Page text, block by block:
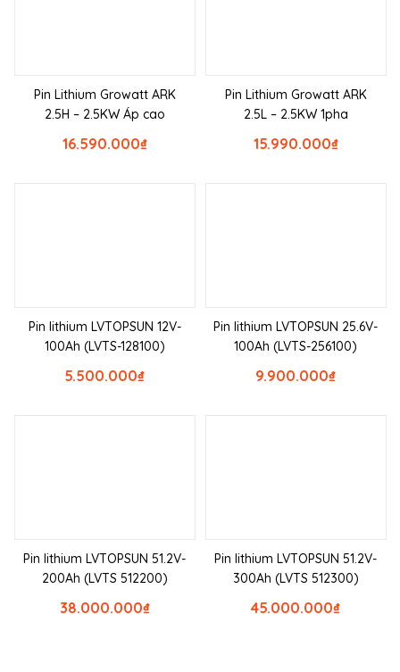
Pin Lithium Growatt ARK
2.5H – 2.5KW Áp cao
₫
16.590.000
Pin Lithium Growatt ARK
2.5L – 2.5KW 1pha
₫
15.990.000
Pin lithium LVTOPSUN 12V-
100Ah (LVTS-128100)
₫
5.500.000
Pin lithium LVTOPSUN 25.6V-
100Ah (LVTS-256100)
₫
9.900.000
Pin lithium LVTOPSUN 51.2V-
200Ah (LVTS 512200)
₫
38.000.000
Pin lithium LVTOPSUN 51.2V-
300Ah (LVTS 512300)
₫
45.000.000